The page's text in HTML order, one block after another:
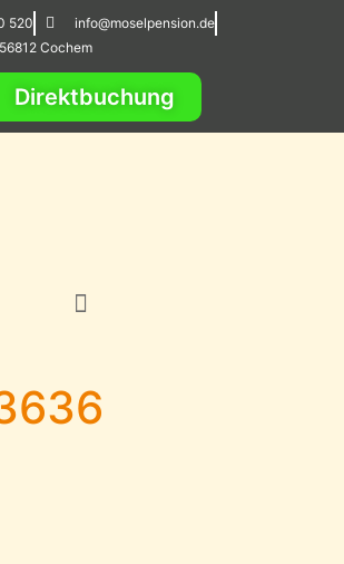
520
info@moselpension.de
Cochem
Direktbuchung